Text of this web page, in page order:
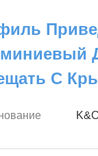
С
K&C